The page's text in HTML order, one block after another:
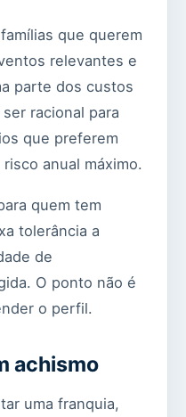
que querem
relevantes e
parte dos custos
racional para
que preferem
anual máximo.
quem tem
tolerância a
de
O ponto não é
o perfil.
achismo
uma franquia,